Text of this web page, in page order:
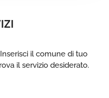
il comune di tuo
il servizio desiderato.